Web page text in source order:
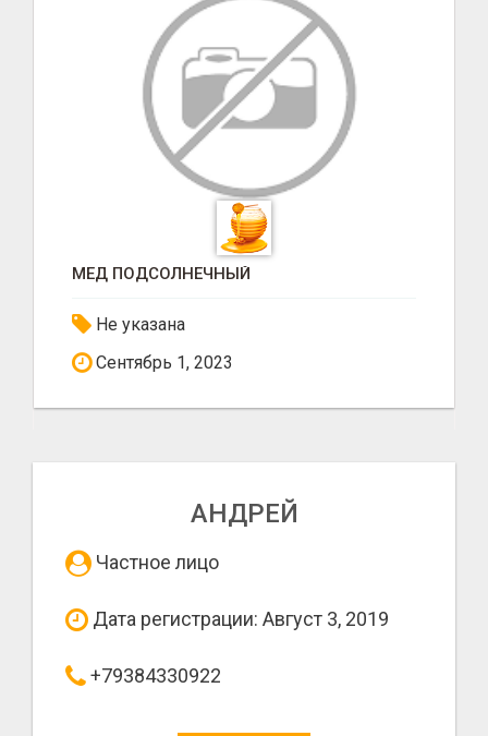
МЕД ПОДСОЛНЕЧНЫЙ
Не указана
Сентябрь 1, 2023
АНДРЕЙ
Частное лицо
Дата регистрации: Август 3, 2019
+79384330922